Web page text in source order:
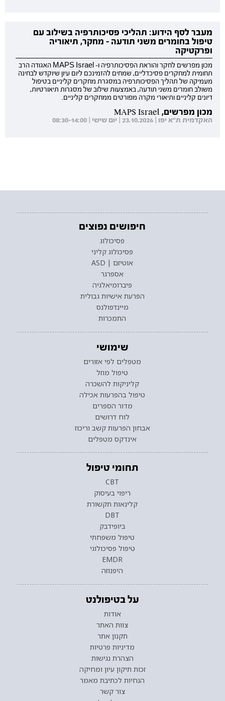
מעבר לסף הידוע: תהליכי פסיכותרפיה בשילוב עם
טיפול בחומרים משני תודעה - מחקר, תיאוריה
ופרקטיקה
מכון מפרשים לחקר והוראת הפסיכותרפיה ו- MAPS Israel האגודה הרב
תחומית למחקרים פסיכדליים, שמחים להזמינכם ליום עיון שיוקדש לבחינה
מעמיקה של תהליך הפסיכותרפיה במסגרת מחקרים קליניים בטיפול
משולב חומרים משני תודעה, באמצעות שילוב של מסגרות תיאורטיות,
דיונים קליניים ותיאורי מקרה מפורטים ממחקרים קליניים.
מכון מפרשים, MAPS Israel
האקדמית ת"א יפו | 23.10.2026 | יום שישי | 08:30-14:00
חיפושים נפוצים
פסיכולוג
פסיכולוג קליני
אוטיזם | ASD
אספרגר
פיברומיאלגיה
הפרעת אישיות גבולית
מיינדפולנס
התמכרות
שימושי
מטפלים לפי אזורים
טיפול מוזל
קליניקות להשכרה
טיפול בהפרעות אכילה
מדור הספרים
לוח דרושים
אבחון הפרעות קשב וריכוז
אינדקס מטפלים
תחומי טיפול
CBT
ריפוי בעיסוק
קלינאות תקשורת
DBT
ביופידבק
טיפול משפחתי
טיפול פסיכולוגי
EMDR
היפנוזה
על בטיפולנט
אודות
צוות האתר
תקנון אתר
מדיניות פרטיות
הצהרת נגישות
זכות תיקון עיון ומחיקה
הנחיות לכתיבת מאמר
צור קשר